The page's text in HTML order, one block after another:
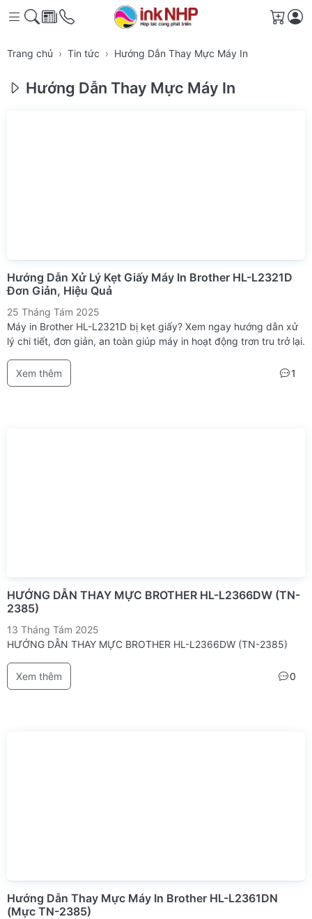
Giỏ
Trang chủ Tin tức Hướng Dẫn Thay Mực Máy In
Hướng Dẫn Thay Mực Máy In
Hướng Dẫn Xử Lý Kẹt Giấy Máy In Brother HL-L2321D
Đơn Giản, Hiệu Quả
25 Tháng Tám 2025
Máy in Brother HL-L2321D bị kẹt giấy? Xem ngay hướng dẫn xử
lý chi tiết, đơn giản, an toàn giúp máy in hoạt động trơn tru trở lại.
Xem thêm 1
HƯỚNG DẪN THAY MỰC BROTHER HL-L2366DW (TN-
2385)
13 Tháng Tám 2025
HƯỚNG DẪN THAY MỰC BROTHER HL-L2366DW (TN-2385)
Xem thêm 0
Hướng Dẫn Thay Mực Máy In Brother HL-L2361DN
(Mực TN-2385)